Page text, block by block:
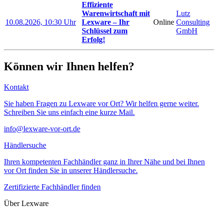
10.08.2026, 10:30 Uhr
Effiziente
Warenwirtschaft mit
Lexware – Ihr
Schlüssel zum
Erfolg!
Online
Lutz
Consulting
GmbH
Können wir Ihnen helfen?
Kontakt
Sie haben Fragen zu Lexware vor Ort? Wir helfen gerne weiter.
Schreiben Sie uns einfach eine kurze Mail.
info@lexware-vor-ort.de
Händlersuche
Ihren kompetenten Fachhändler ganz in Ihrer Nähe und bei Ihnen
vor Ort finden Sie in unserer Händlersuche.
Zertifizierte Fachhändler finden
Über Lexware